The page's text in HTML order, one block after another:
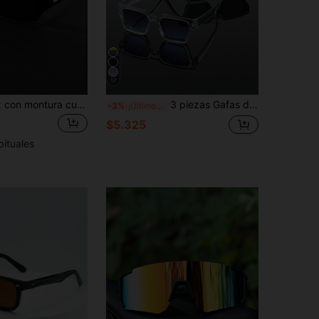
1 pieza unisex con montura cuadrada estilo retro deportivo y cute, accesorios de moda para usar a diario, accesorios de playa, que combinan con suéteres, chaquetas, sudaderas, pantalones de cuero y pantalones cargo para verano, playa, al aire viajes
17
-3% 3 piezas Gafas de marco rectangular de plástico para hombres, estilo clásico de calle grueso y elegante, diseño minimalista moderno, accesorio de moda versátil adecuado para fotografía callejera, festivales de música, pesca, conducción, actividades al aire libre, se adapta a todas las formas de rostro
$5.325